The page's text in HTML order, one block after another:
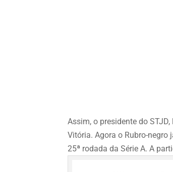
Assim, o presidente do
Vitória. Agora o Rubro-
25ª rodada da Série A. A